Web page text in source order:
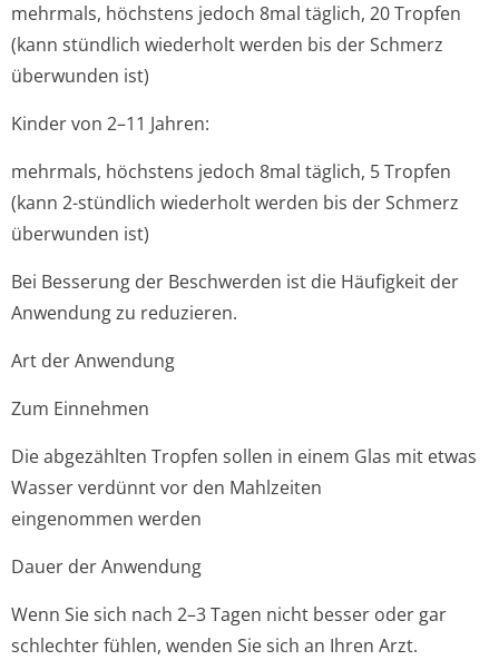
mehrmals, höchstens jedoch 8mal täglich, 20 Tropfen
(kann stündlich wiederholt werden bis der Schmerz
überwunden ist)
Kinder von 2–11 Jahren:
mehrmals, höchstens jedoch 8mal täglich, 5 Tropfen
(kann 2-stündlich wiederholt werden bis der Schmerz
überwunden ist)
Bei Besserung der Beschwerden ist die Häufigkeit der
Anwendung zu reduzieren.
Art der Anwendung
Zum Einnehmen
Die abgezählten Tropfen sollen in einem Glas mit etwas
Wasser verdünnt vor den Mahlzeiten
eingenommen werden
Dauer der Anwendung
Wenn Sie sich nach 2–3 Tagen nicht besser oder gar
schlechter fühlen, wenden Sie sich an Ihren Arzt.